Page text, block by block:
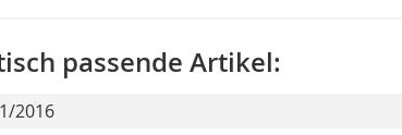
passende Artikel:
2016